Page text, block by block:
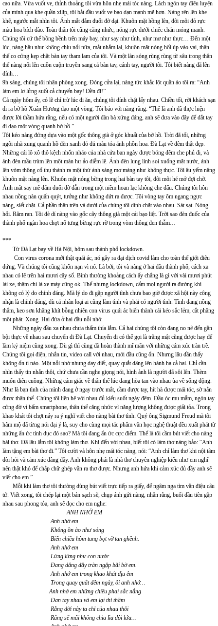
cao nữa. Vừa vuốt ve, thỉnh thoảng tôi vừa hôn nhẹ mái tóc nàng. Lách ngón tay điêu luyện
của mình qua khe quần xilip, tôi bắt đầu vuốt ve bạo dạn mạnh mẽ hơn. Nàng rên lên khe
khẽ, ngước mắt nhìn tôi. Ánh mắt đắm đuối đờ dại. Khuôn mặt hồng lên, đôi môi đỏ rực
màu hoa bích đào. Toàn thân tôi cũng căng nhức, nóng rực dưới chiếc chăn mỏng manh.
Chúng tôi cứ thế bồng bềnh trên máy bay, như say như tỉnh, như mơ như thực… Đến một
lúc, nàng hầu như không chịu nổi nữa, mắt nhắm lại, khuôn mặt nóng hổi úp vào vai, thân
thể co cứng kẹp chặt bàn tay tham lam của tôi. Và một làn sóng rùng rùng từ sâu trong thân
thể nàng nổi lên cuồn cuộn truyền sang cả bàn tay, cánh tay, người tôi. Tôi biết nàng đã lên
đỉnh…
9h sáng, chúng tôi nhận phòng xong. Đóng cửa lại, nàng tức khắc lột quần áo tôi ra: “Anh
làm em lơ lửng suốt cả chuyến bay! Đền đi!”
Cả ngày hôm ấy, có lẽ chỉ trừ lúc đi ăn, chúng tôi dính chặt lấy nhau. Chiều tối, rời khách sạn
đi ra bờ hồ Xuân Hương dạo một vòng. Tôi bảo với nàng rằng: “Thế là anh đã thực hiện
được lời thầm hứa rằng, nếu có một người đàn bà xứng đáng, anh sẽ đưa vào đây để dắt tay
đi dạo một vòng quanh bờ hồ.”
Tôi kéo nàng đứng dựa vào một gốc thông già ở góc khuất của bờ hồ. Trời đã tối, những
ngôi nhà xung quanh hồ đèn xanh đỏ đủ màu tỏa ánh phồn hoa. Đà Lạt về đêm thật đẹp.
Những cái lô xô thô kệch nhốn nháo của nhà cửa ban ngày được bóng đêm che phủ đi, và
ánh đèn mầu trùm lên một màn hư ảo diễm lệ. Ánh đèn lung linh soi xuống mặt nước, ánh
lên vòm thông cổ thụ thành ra một thứ ánh sáng mơ màng như không thực. Tôi âu yếm nâng
khuôn mặt nàng lên. Khuôn mặt nóng bừng trong hai bàn tay tôi, đôi môi hé mở đợi chờ.
Ánh mắt say mê đắm đuối đờ đẫn trong một niềm hoan lạc không che dấu. Chúng tôi hôn
nhau nồng nàn quấn quýt, tưởng như không dứt ra được. Tôi vòng tay ôm ngang ngực
nàng, siết chặt. Cả phần thân trên và dưới của chúng tôi dính chặt vào nhau. Sát sạt. Nóng
hổi. Râm ran. Tôi đè dí nàng vào gốc cây thông già một cái bạo liệt. Trời sao đèn đuốc của
thành phố ngàn hoa chợt nổ tưng bừng rực rỡ trong vòm thông đen thẫm…
***
Từ Đà Lạt bay về Hà Nội, hôm sau thành phố lockdown.
Con virus corona mới thật quái ác, nó gây ra đại dịch covid làm cho toàn thế giới điêu
đứng. Và chúng tôi cũng khốn nạn vì nó. Là bởi, tôi và nàng ở hai đầu thành phố, cách xa
nhau có lẽ trên hai mươi cây số. Bình thường khoảng cách ấy chẳng là gì với vài mươi phút
lái xe, thậm chí là xe máy cũng ok. Thế nhưng lockdown, cấm mọi người ra đường khi
không có lý do chính đáng. Mà lý do đi gặp người tình chưa bao giờ được xã hội này công
nhận là chính đáng, dù cả nhân loại ai cũng làm tình và phải có người tình. Tình đang nồng
thắm, keo sơn khăng khít bỗng nhiên con virus quái ác biến thành cái kéo sắc lẻm, cắt phăng
một phát. Xong. Hai đứa ở hai đầu nỗi nhớ.
Những ngày đầu xa nhau chưa thấm thía lắm. Cả hai chúng tôi còn đang no nê đến gần
bội thực về nhau sau chuyến đi Đà Lạt. Chuyến đi có thể gọi là trăng mật cũng được hay để
làm kỷ niệm cũng xong. Dù gì thì cũng đã hoàn thành mĩ mãn với những cảm xúc tràn trề.
Chúng tôi gọi điện, nhắn tin, video call với nhau, mới đầu cũng ổn. Nhưng lâu dần thấy
không ổn tí nào. Một nỗi nhớ nhung day diết, quay quắt dâng lên hành hạ cả hai. Chỉ cần
nhìn thấy tin nhắn thôi, chứ chưa cần nghe giọng nói, hình ảnh là người đã sôi lên. Thèm
muốn điên cuồng. Những cảm giác về thân thể lúc đang hòa tan vào nhau ùa về sống động.
Như là bạn tình của mình đang ở ngay trước mắt, cầm được tay, hít hà được mái tóc, sờ nắn
được thân thể. Chúng tôi liên hệ với nhau đủ kiểu suốt ngày đêm. Đầu óc mụ mẫm, ngón tay
cứng đờ vì bấm smartphone, thân thể căng nhức vì năng lượng không được giải tỏa. Trong
khao khát tôi chợt nảy ra ý nghĩ viết cho nàng bài thơ tình. Quý ông Sigmund Freud mà tôi
hâm mộ đã từng nói đại ý là, suy cho cùng mọi tác phẩm văn học nghệ thuật đều xuất phát từ
những ẩn ức tính dục đó sao? Mà tôi đang ẩn ức cực điểm. Thế là tôi cầm bút viết cho nàng
bài thơ. Đã lâu lắm tôi không làm thơ. Khi đến với nhau, biết tôi có làm thơ nàng bảo: “Anh
làm tặng em bài thơ đi.” Tôi cười và hôn nhẹ mái tóc nàng, nói: “Anh chỉ làm thơ khi nội tâm
đòi hỏi và cảm xúc dâng đầy. Anh không phải là nhà thơ chuyên nghiệp kiểu như em nghĩ
nên thật khó để chắp chữ ghép vần ra thơ được. Nhưng anh hứa khi cảm xúc đủ đầy anh sẽ
viết cho em.”
Mỗi khi làm thơ tôi thường dùng bút viết trực tiếp ra giấy, để ngâm nga tìm vần điệu câu
tứ. Viết xong, tôi chép lại một bản sạch sẽ, chụp ảnh gửi nàng, nhắn rằng, buổi đầu tiên gặp
nhau sau phong tỏa, anh sẽ đọc cho em nghe:
ANH NHỚ EM
Anh nhớ em
Không ồn ào như sóng
Biển chiều hôm tung bọt vỡ tan ghềnh.
Anh nhớ em
Lừng lừng như con nước
Đang dâng đầy tràn ngập bãi bờ em.
Anh nhớ em trong khao khát dịu êm
Trong quay quắt đêm ngày, ôi anh nhớ…
Anh nhớ em những chiều phai sắc nắng
Đan tay nhau và em lại thì thầm
Rằng đời này ta chỉ của nhau thôi
Rằng sẽ mãi không chia lìa đôi lứa…